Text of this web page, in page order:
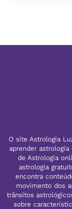
O site Astrologia
aprender
de Astrologia
astrologia
encontra
movimento dos
trânsitos
sobre